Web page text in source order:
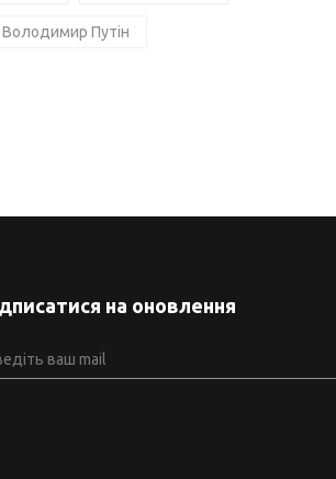
Володимир Путін
на оновлення